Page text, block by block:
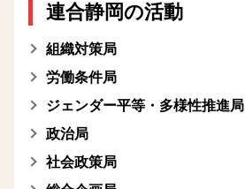
連合静岡の活動
組織対策局
労働条件局
ジェンダー平等・多様性推進局
政治局
社会政策局